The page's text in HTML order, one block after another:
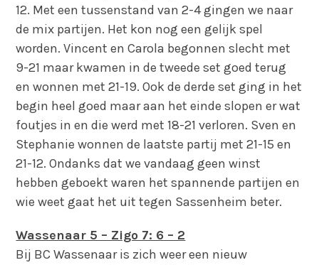
12. Met een tussenstand van 2-4 gingen we naar
de mix partijen. Het kon nog een gelijk spel
worden. Vincent en Carola begonnen slecht met
9-21 maar kwamen in de tweede set goed terug
en wonnen met 21-19. Ook de derde set ging in het
begin heel goed maar aan het einde slopen er wat
foutjes in en die werd met 18-21 verloren. Sven en
Stephanie wonnen de laatste partij met 21-15 en
21-12. Ondanks dat we vandaag geen winst
hebben geboekt waren het spannende partijen en
wie weet gaat het uit tegen Sassenheim beter.
Wassenaar 5 – Zigo 7: 6 – 2
Bij BC Wassenaar is zich weer een nieuw